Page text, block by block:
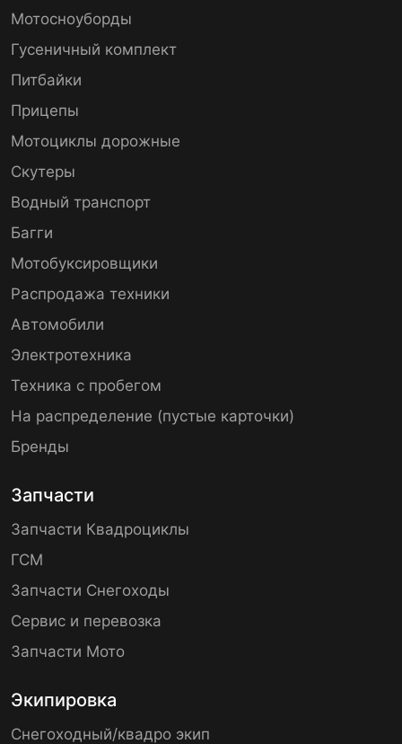
Мотосноуборды
Гусеничный комплект
Питбайки
Прицепы
Мотоциклы дорожные
Скутеры
Водный транспорт
Багги
Мотобуксировщики
Распродажа техники
Автомобили
Электротехника
Техника с пробегом
На распределение (пустые карточки)
Бренды
Запчасти
Запчасти Квадроциклы
ГСМ
Запчасти Снегоходы
Сервис и перевозка
Запчасти Мото
Экипировка
Снегоходный/квадро экип